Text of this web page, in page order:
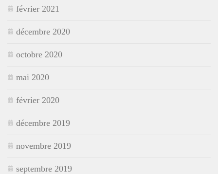
février 2021
décembre 2020
octobre 2020
mai 2020
février 2020
décembre 2019
novembre 2019
septembre 2019